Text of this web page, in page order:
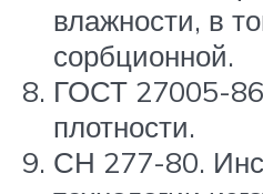
влажности, в
сорбционной.
ГОСТ 27005-
плотности.
СН 277-80.